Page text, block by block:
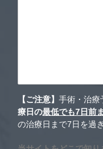
【ご注意】 手術・治療
療日の最低でも7日前
の治療日まで7日を過